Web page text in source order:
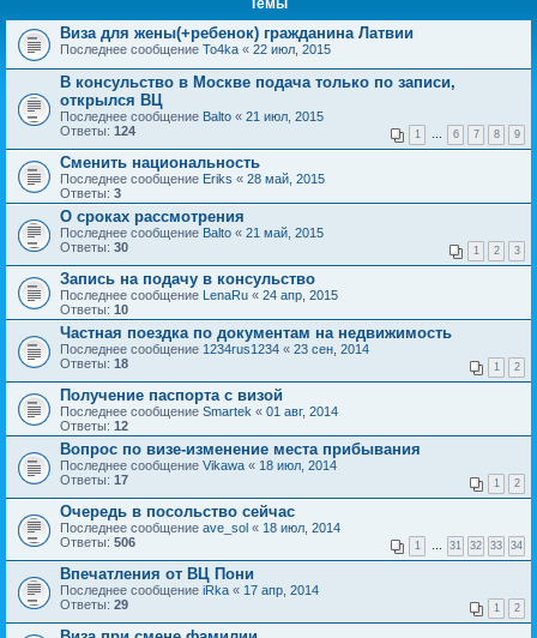
Темы
Виза для жены(+ребенок) гражданина Латвии
Последнее сообщение To4ka « 22 июл, 2015
В консульство в Москве подача только по записи,
открылся ВЦ
Последнее сообщение Balto « 21 июл, 2015
Ответы: 124 1 … 6 7 8 9
Сменить национальность
Последнее сообщение Eriks « 28 май, 2015
Ответы: 3
О сроках рассмотрения
Последнее сообщение Balto « 21 май, 2015
Ответы: 30 1 2 3
Запись на подачу в консульство
Последнее сообщение LenaRu « 24 апр, 2015
Ответы: 10
Частная поездка по документам на недвижимость
Последнее сообщение 1234rus1234 « 23 сен, 2014
Ответы: 18 1 2
Получение паспорта с визой
Последнее сообщение Smartek « 01 авг, 2014
Ответы: 12
Вопрос по визе-изменение места прибывания
Последнее сообщение Vikawa « 18 июл, 2014
Ответы: 17 1 2
Очередь в посольство сейчас
Последнее сообщение ave_sol « 18 июл, 2014
Ответы: 506 1 … 31 32 33 34
Впечатления от ВЦ Пони
Последнее сообщение iRka « 17 апр, 2014
Ответы: 29 1 2